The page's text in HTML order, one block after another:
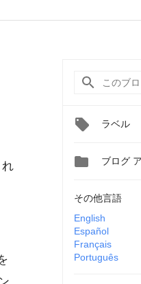
ラベル
 ブログ
その他言語
English
Español
Français
Português